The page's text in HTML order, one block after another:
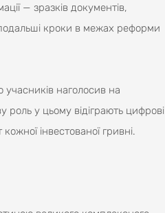
— зразків документів,
кроки в межах реформи
учасників наголосив на
у цьому відіграють цифрові
інвестованої гривні.